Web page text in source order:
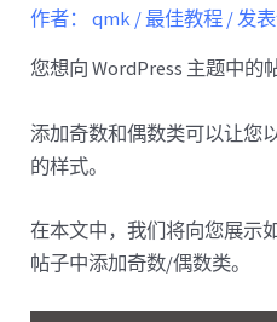
作者： qmk /最佳教程 /发
您想向 WordPress 主题中的
添加奇数和偶数类可以让您
的样式。
在本文中，我们将向您展示
帖子中添加奇数/偶数类。